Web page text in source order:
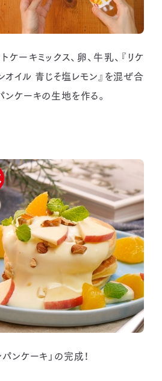
ケーキミックス、卵、牛乳、『リケ
オイル 青じそ塩レモン』を混ぜ合
ンケーキの生地を作る。
パンケーキ」の完成！